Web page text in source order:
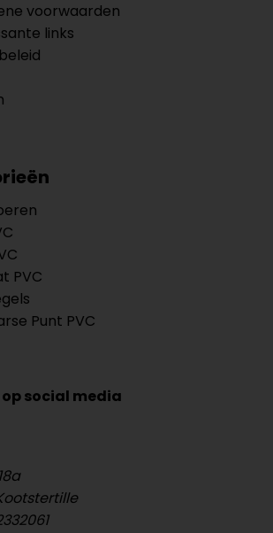
voorwaarden
links
PVC
Punt PVC
social media